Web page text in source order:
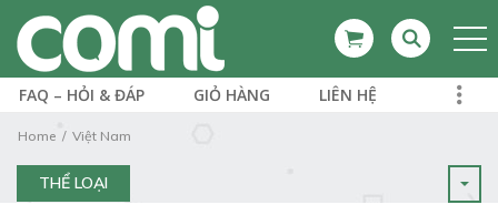
FAQ – HỎI & ĐÁP GIỎ HÀNG LIÊN HỆ
Home Việt Nam
THỂ LOẠI